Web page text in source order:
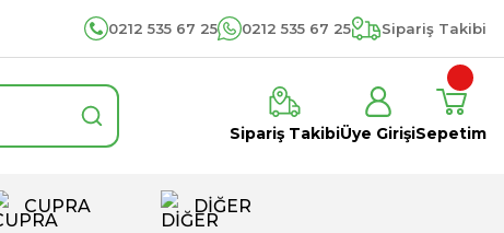
0212 535 67 25 0212 535 67 25 Sipariş Takibi
Sipariş TakibiÜye GirişiSepetim
CUPRA DİĞER